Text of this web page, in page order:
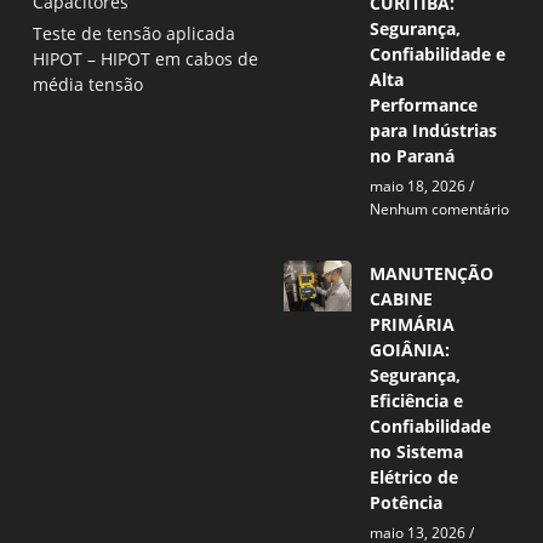
Teste de tensão aplicada
HIPOT – HIPOT em cabos de
média tensão
Segurança,
Confiabilidade e
Alta
Performance
para Indústrias
no Paraná
maio 18, 2026
Nenhum comentário
MANUTENÇÃO
CABINE
PRIMÁRIA
GOIÂNIA:
Segurança,
Eficiência e
Confiabilidade
no Sistema
Elétrico de
Potência
maio 13, 2026